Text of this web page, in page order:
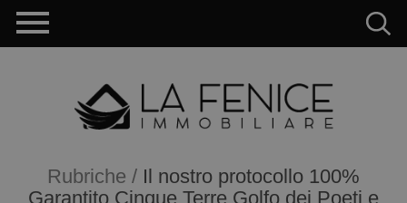
Rubriche / Il nostro protocollo 100%
Garantito Cinque Terre Golfo dei Poeti e